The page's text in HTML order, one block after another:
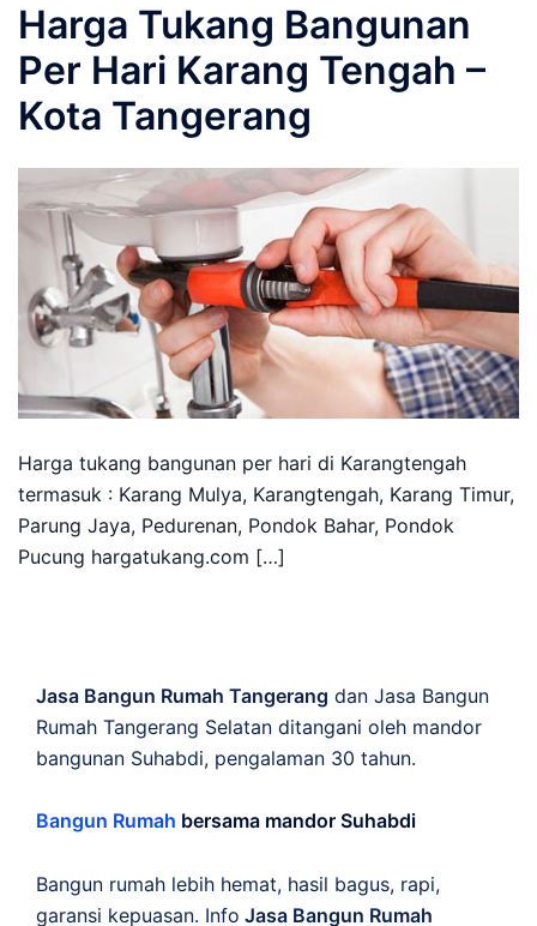
Harga Tukang Bangunan
Per Hari Karang Tengah –
Kota Tangerang
Harga tukang bangunan per hari di Karangtengah
termasuk : Karang Mulya, Karangtengah, Karang Timur,
Parung Jaya, Pedurenan, Pondok Bahar, Pondok
Pucung hargatukang.com […]
Jasa Bangun Rumah Tangerang dan Jasa Bangun
Rumah Tangerang Selatan ditangani oleh mandor
bangunan Suhabdi, pengalaman 30 tahun.
Bangun Rumah bersama mandor Suhabdi
Bangun rumah lebih hemat, hasil bagus, rapi,
garansi kepuasan. Info Jasa Bangun Rumah